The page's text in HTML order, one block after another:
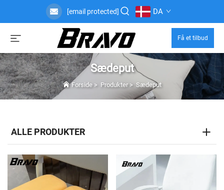
[email protected] DA
Få et tilbud
Sædeput
Forside> Produkter> Sædeput
ALLE PRODUKTER